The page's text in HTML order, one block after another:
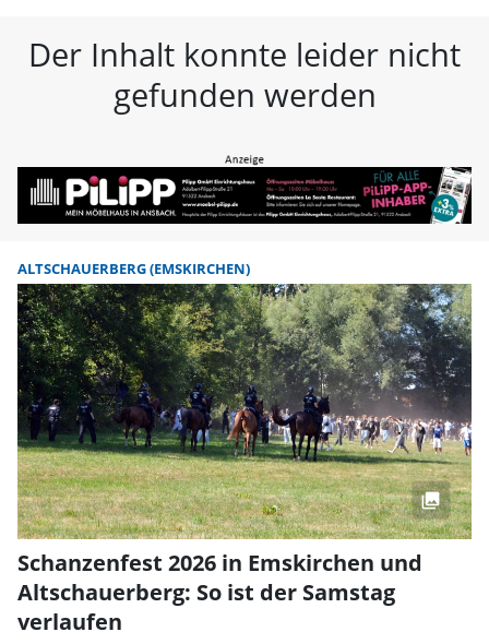
Der Inhalt konnte leider nicht
gefunden werden
ALTSCHAUERBERG (EMSKIRCHEN)
Schanzenfest 2026 in Emskirchen und
Altschauerberg: So ist der Samstag
verlaufen